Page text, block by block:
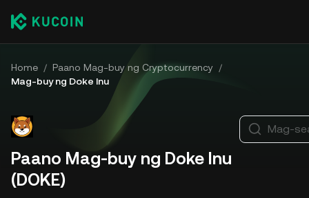
Home / Paano Mag-buy ng Cryptocurrency /
Mag-buy ng Doke Inu
Paano Mag-buy ng Doke Inu
(DOKE)
Mag-